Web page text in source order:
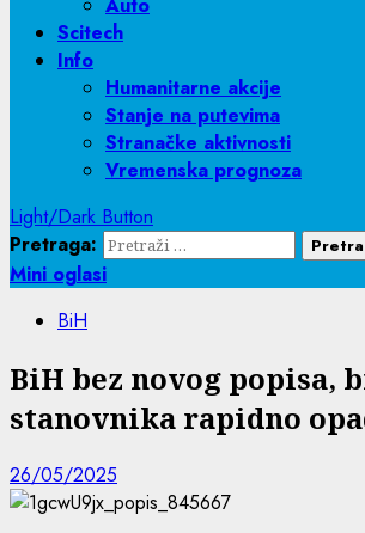
Scitech
Info
Humanitarne akcije
Stanje na putevima
Stranačke aktivnosti
Vremenska prognoza
Light/Dark Button
Pretraga:
Mini oglasi
BiH
BiH bez novog popisa,
stanovnika rapidno
26/05/2025